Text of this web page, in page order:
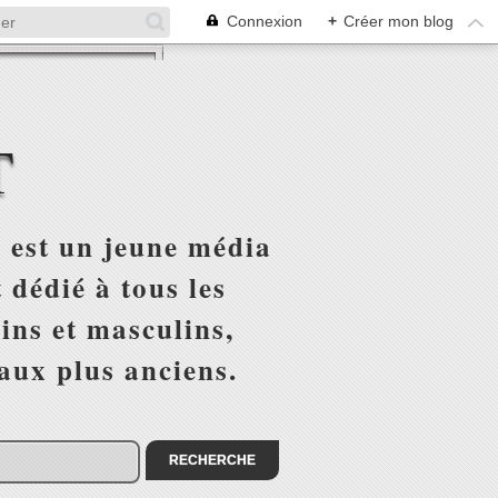
Connexion + Créer mon blog
un jeune média
à tous les
et masculins,
plus anciens.